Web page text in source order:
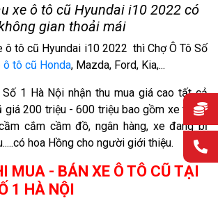
xe ô tô cũ Hyundai i10 2022 có
gian thoải mái
ô tô cũ Hyundai i10 2022 thì Chợ Ô Tô Số
ô tô cũ Honda, Mazda, Ford, Kia,...
1 Hà Nội nhận thu mua giá cao tất cả
giá 200 triệu - 600 triệu bao gồm xe trong
cắm cầm đồ, ngân hàng, xe đang bị
hoa Hồng cho người giới thiệu.
MUA - BÁN XE Ô TÔ CŨ TẠI
1 HÀ NỘI